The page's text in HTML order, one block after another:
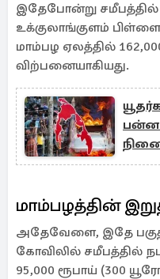
இதேபோன்று
உக்குலாங்குளம்
மாம்பழ ஏலத்தில்
விற்பனையாகியது.
மாம்பழத்தின்
அதேவேளை, இதே
கோவிலில் சமீபத்தில்
95,000 ரூபாய் (300